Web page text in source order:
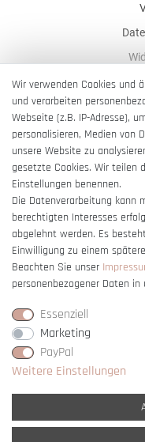
Wir verwenden Cookies und
und verarbeiten
Webseite (z.B. IP-Adresse),
personalisieren, Medien von
unsere Website zu
gesetzte Cookies. Wir teilen
Einstellungen benennen.
Die Datenverarbeitung kann
berechtigten Interesses
abgelehnt werden. Es
Einwilligung zu einem
Beachten Sie unser
personenbezogener Daten in
Essenziell
Marketing
PayPal
Weitere Einstellungen